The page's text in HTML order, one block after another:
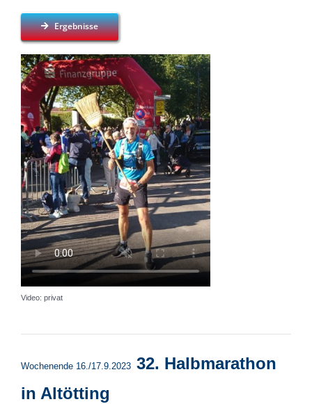
Ergebnisse
Video: privat
Wochenende 16./17.9.2023 32. Halbmarathon
in Altötting